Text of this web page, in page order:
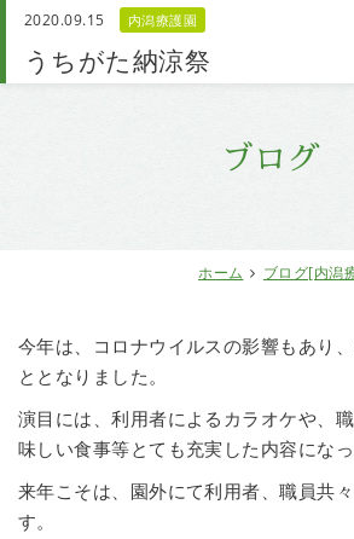
ブログ
ホーム ブログ[内潟
2020.09.15 内潟療護園
うちがた納涼祭
今年は、コロナウイルスの影響もあり
ととなりました。
演目には、利用者によるカラオケや、
味しい食事等とても充実した内容になっ
来年こそは、園外にて利用者、職員共
す。